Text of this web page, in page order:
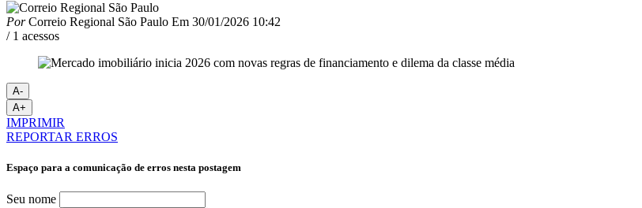
PorCorreio Regional São Paulo Em 30/01/2026 10:42
/ 1 acessos
A-
A+
IMPRIMIR
REPORTAR ERROS
Espaço para a comunicação de erros nesta postagem
Seu nome